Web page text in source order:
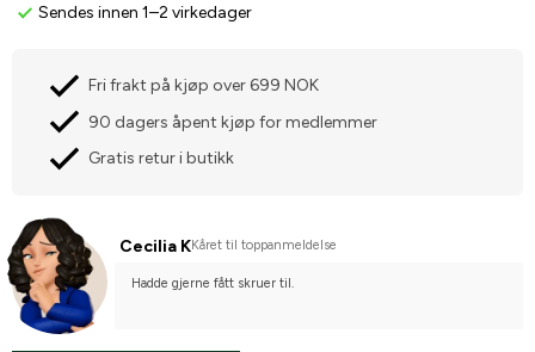
Sendes innen 1–2 virkedager
Fri frakt på kjøp over 699 NOK
90 dagers åpent kjøp for medlemmer
Gratis retur i butikk
Cecilia KKåret til toppanmeldelse
Hadde gjerne fått skruer til.